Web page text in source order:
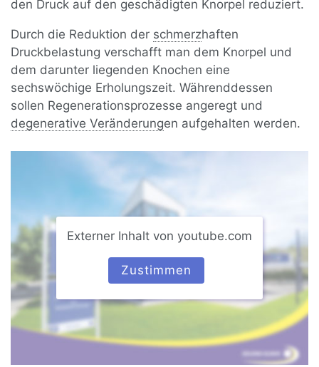
den Druck auf den geschädigten Knorpel reduziert.
Durch die Reduktion der schmerzhaften
Druckbelastung verschafft man dem Knorpel und
dem darunter liegenden Knochen eine
sechswöchige Erholungszeit. Währenddessen
sollen Regenerationsprozesse angeregt und
degenerative Veränderungen aufgehalten werden.
Externer Inhalt von youtube.com
Zustimmen